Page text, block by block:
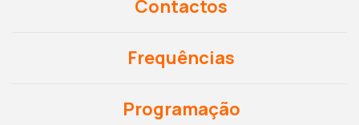
Contactos
Frequências
Programação